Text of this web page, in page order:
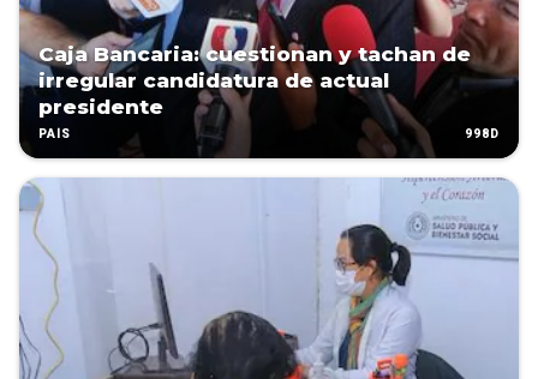
Caja Bancaria: cuestionan y tachan de
irregular candidatura de actual
presidente
PAÍS 998D